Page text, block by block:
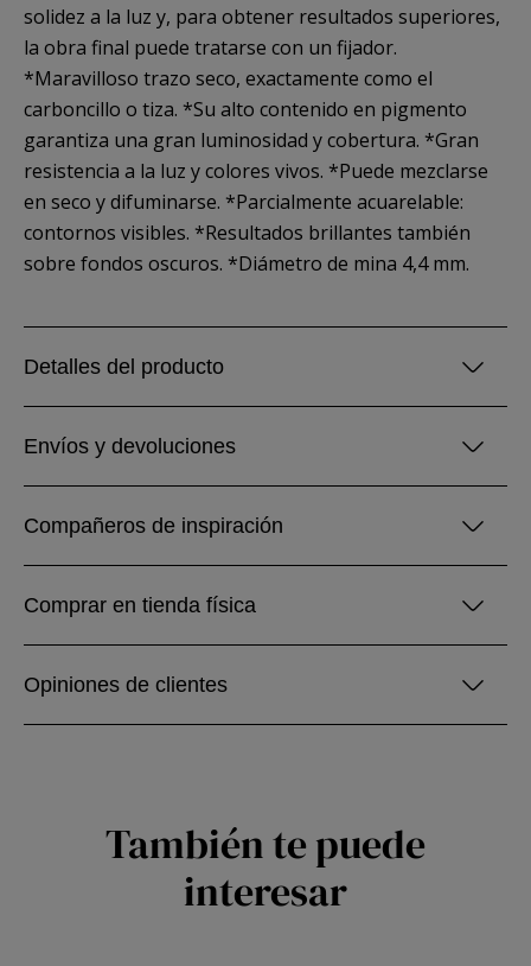
solidez a la luz y, para obtener resultados superiores,
la obra final puede tratarse con un fijador.
*Maravilloso trazo seco, exactamente como el
carboncillo o tiza. *Su alto contenido en pigmento
garantiza una gran luminosidad y cobertura. *Gran
resistencia a la luz y colores vivos. *Puede mezclarse
en seco y difuminarse. *Parcialmente acuarelable:
contornos visibles. *Resultados brillantes también
sobre fondos oscuros. *Diámetro de mina 4,4 mm.
Detalles del producto
Envíos y devoluciones
Compañeros de inspiración
Comprar en tienda física
Opiniones de clientes
También te puede
interesar